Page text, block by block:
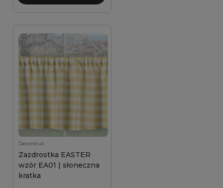
Decordruk
Zazdrostka EASTER
wzór EA01 | słoneczna
kratka